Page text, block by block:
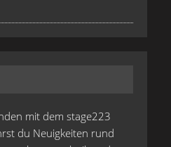
mit dem stage223
du Neuigkeiten rund